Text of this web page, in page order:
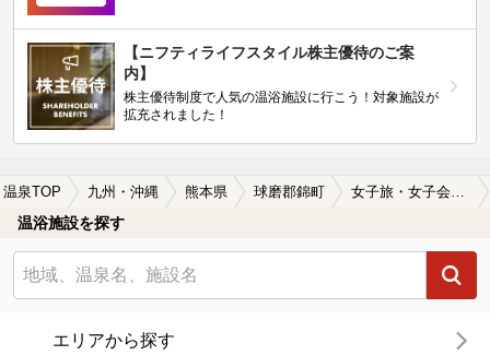
【ニフティライフスタイル株主優待のご案
内】
株主優待制度で人気の温浴施設に行こう！対象施設が
拡充されました！
温泉TOP 九州・沖縄 熊本県 球磨郡錦町 女子旅・女子会におすすめの球磨郡錦町の温泉、日帰り温泉、スーパー銭湯おすすめ
温浴施設を探す
エリアから探す